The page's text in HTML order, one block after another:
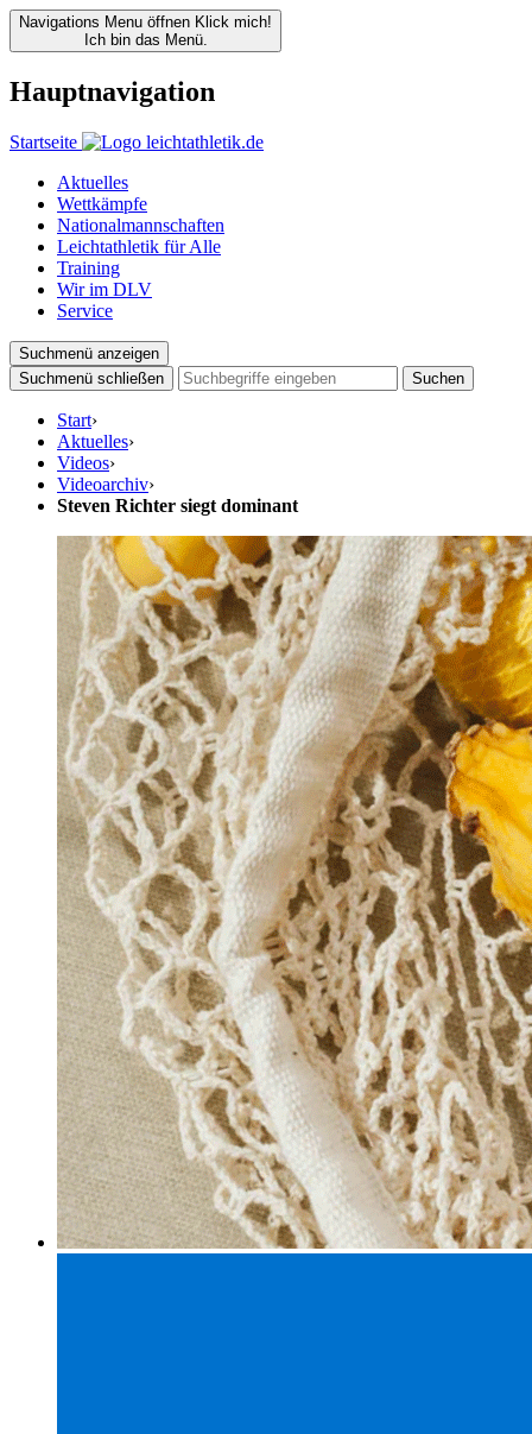
Navigations Menu öffnen Klick mich!
Ich bin das Menü.
Hauptnavigation
Startseite
Aktuelles
Wettkämpfe
Nationalmannschaften
Leichtathletik für Alle
Training
Wir im DLV
Service
Suchmenü anzeigen
Suchmenü schließen
Suchen
Start›
Aktuelles›
Videos›
Videoarchiv›
Steven Richter siegt dominant